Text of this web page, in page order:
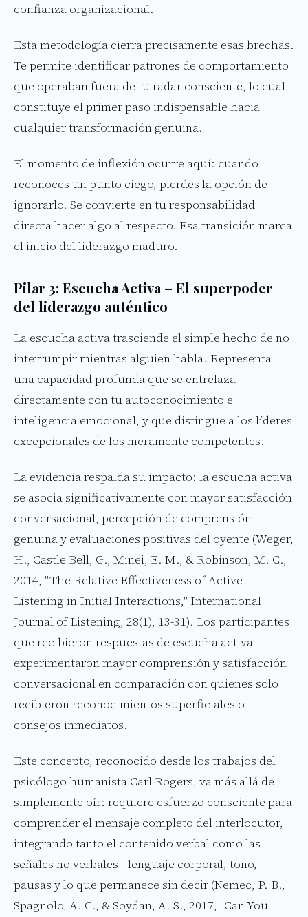
confianza organizacional.
Esta metodología cierra precisamente esas brechas.
Te permite identificar patrones de comportamiento
que operaban fuera de tu radar consciente, lo cual
constituye el primer paso indispensable hacia
cualquier transformación genuina.
El momento de inflexión ocurre aquí: cuando
reconoces un punto ciego, pierdes la opción de
ignorarlo. Se convierte en tu responsabilidad
directa hacer algo al respecto. Esa transición marca
el inicio del liderazgo maduro.
Pilar 3: Escucha Activa – El superpoder
del liderazgo auténtico
La escucha activa trasciende el simple hecho de no
interrumpir mientras alguien habla. Representa
una capacidad profunda que se entrelaza
directamente con tu autoconocimiento e
inteligencia emocional, y que distingue a los líderes
excepcionales de los meramente competentes.
La evidencia respalda su impacto: la escucha activa
se asocia significativamente con mayor satisfacción
conversacional, percepción de comprensión
genuina y evaluaciones positivas del oyente (Weger,
H., Castle Bell, G., Minei, E. M., & Robinson, M. C.,
2014, "The Relative Effectiveness of Active
Listening in Initial Interactions," International
Journal of Listening, 28(1), 13-31). Los participantes
que recibieron respuestas de escucha activa
experimentaron mayor comprensión y satisfacción
conversacional en comparación con quienes solo
recibieron reconocimientos superficiales o
consejos inmediatos.
Este concepto, reconocido desde los trabajos del
psicólogo humanista Carl Rogers, va más allá de
simplemente oír: requiere esfuerzo consciente para
comprender el mensaje completo del interlocutor,
integrando tanto el contenido verbal como las
señales no verbales—lenguaje corporal, tono,
pausas y lo que permanece sin decir (Nemec, P. B.,
Spagnolo, A. C., & Soydan, A. S., 2017, "Can You